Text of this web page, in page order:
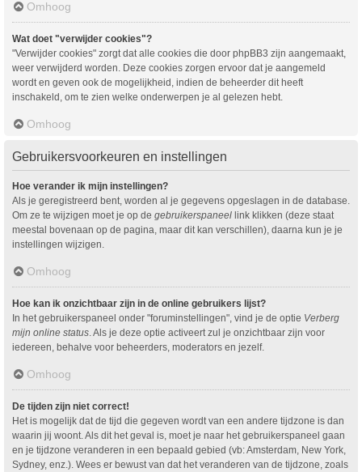
Omhoog
Wat doet "verwijder cookies"?
"Verwijder cookies" zorgt dat alle cookies die door phpBB3 zijn aangemaakt,
weer verwijderd worden. Deze cookies zorgen ervoor dat je aangemeld
wordt en geven ook de mogelijkheid, indien de beheerder dit heeft
inschakeld, om te zien welke onderwerpen je al gelezen hebt.
Omhoog
Gebruikersvoorkeuren en instellingen
Hoe verander ik mijn instellingen?
Als je geregistreerd bent, worden al je gegevens opgeslagen in de database.
Om ze te wijzigen moet je op de gebruikerspaneel link klikken (deze staat
meestal bovenaan op de pagina, maar dit kan verschillen), daarna kun je je
instellingen wijzigen.
Omhoog
Hoe kan ik onzichtbaar zijn in de online gebruikers lijst?
In het gebruikerspaneel onder "foruminstellingen", vind je de optie Verberg
mijn online status . Als je deze optie activeert zul je onzichtbaar zijn voor
iedereen, behalve voor beheerders, moderators en jezelf.
Omhoog
De tijden zijn niet correct!
Het is mogelijk dat de tijd die gegeven wordt van een andere tijdzone is dan
waarin jij woont. Als dit het geval is, moet je naar het gebruikerspaneel gaan
en je tijdzone veranderen in een bepaald gebied (vb: Amsterdam, New York,
Sydney, enz.). Wees er bewust van dat het veranderen van de tijdzone, zoals